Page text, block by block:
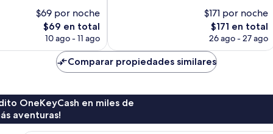
$69 por noche
El
precio
$69 en total
10 ago - 11 ago
$171 por noche
El
precio
es
de
$171 en total
26 ago - 27 ago
Comparar propiedades similares
OneKeyCash en miles de
aventuras!